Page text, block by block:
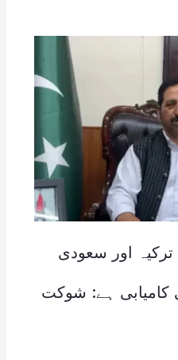
ترکیہ اور سعودی
ہے: شوکت